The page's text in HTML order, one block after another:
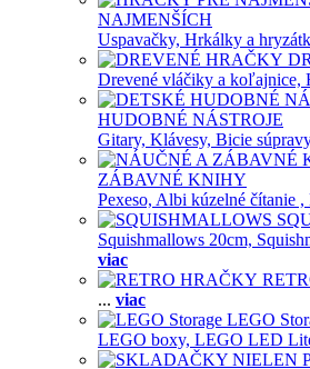
NAJMENŠÍCH
Uspavačky, Hrkálky a
Drevené vláčiky a koľajnice,
HUDOBNÉ NÁSTROJE
Gitary, Klávesy, Bicie
ZÁBAVNÉ KNIHY
Pexeso, Albi kúzelné čítanie ,
Squishmallows 20cm,
viac
... viac
LEGO
LEGO boxy, LEGO LED